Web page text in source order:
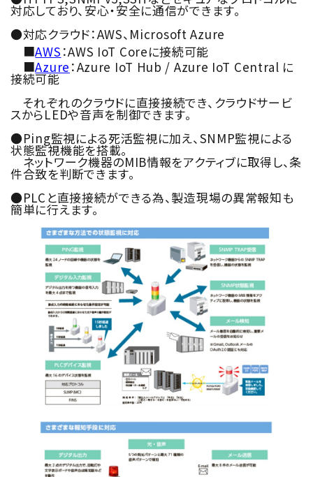
対応しており、安心・安全に通信ができます。
●対応クラウド：AWS、Microsoft Azure
■AWS ：AWS IoT Coreに接続可能
■Azure ：Azure IoT Hub / Azure IoT Central に
接続可能
それぞれのクラウドに直接接続でき、クラウドサービ
スからLEDや音声を制御できます。
●Ping監視による死活監視に加え、SNMP監視による
状態監視機能を搭載。
ネットワーク機器のMIB情報をアクティブに取得し、条
件合致を判断できます。
●PLCと直接接続ができる為、製造現場の異常報知も
簡単に行えます。